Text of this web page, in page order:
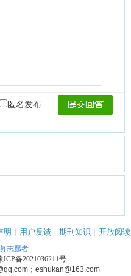
匿名发布
明 | 用户反馈 | 期刊知识 | 开放阅读
志愿者
ICP备2021036211号
；eshukan@163.com